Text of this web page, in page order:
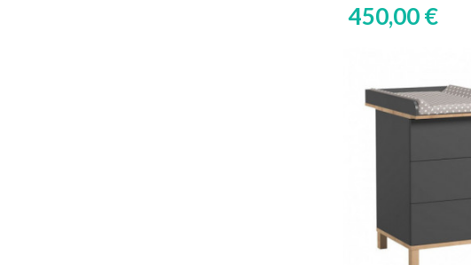
450,00 €